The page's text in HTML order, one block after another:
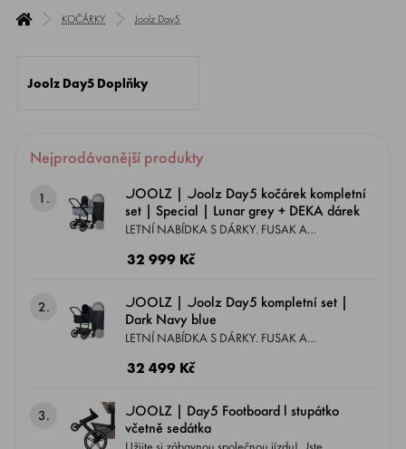
KOČÁRKY Joolz Day5
Joolz Day5 Doplňky
Nejprodávanější produkty
1.
JOOLZ | Joolz Day5 kočárek kompletní
set | Special | Lunar grey + DEKA dárek
LETNÍ NABÍDKA S DÁRKY. FUSAK A
PLÁŠTĚNKA - PŘIPRAVTE SE NA PŘÍCHOD
KTERÝ OCENÍ KAŽDÝ SPÁČ - JEMNÁ
LUXUSNÍ DEČKA Z ŘADY JOOLZ YUMEKO
sedátko Nejměkčí postýlka typu Cloud R
oblíbeného modelu Joolz Day se upgradovala
na nejlehčí kočárek prémiové řady s hmotností
32 999 Kč
2.
JOOLZ | Joolz Day5 kompletní set |
Dark Navy blue
LETNÍ NABÍDKA S DÁRKY. FUSAK A
PLÁŠTĚNKA - PŘIPRAVTE SE NA PŘÍCHOD
ergonomické sedátko Nejměkčí postýlka typu
Cloud R evoluční pátá generace inovace námi
32 499 Kč
3.
JOOLZ | Day5 Footboard l stupátko
včetně sedátka